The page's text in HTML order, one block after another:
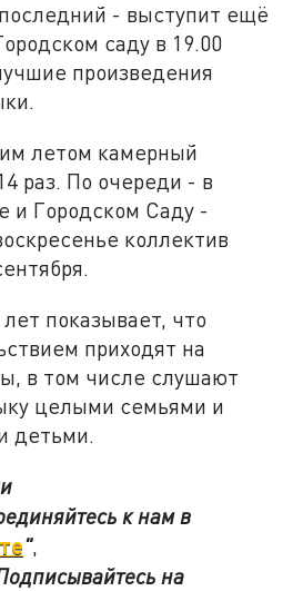
- выступит ещё
саду в 19.00
произведения
летом камерный
раз. По очереди - в
и Городском Саду -
коллектив
показывает, что
приходят на
в том числе слушают
целыми семьями и
детьми.
к нам в
",
на